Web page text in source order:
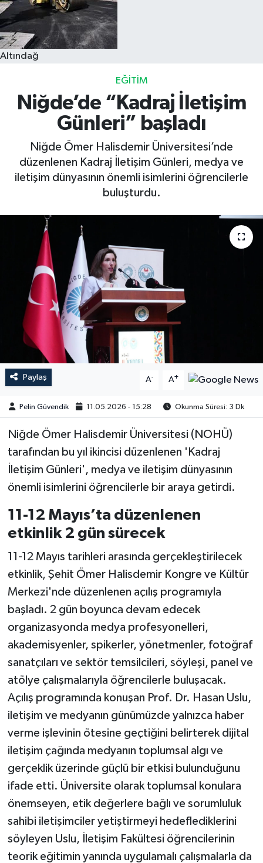
Altındağ
EĞITIM
Niğde’de “Kadraj İletişim
Günleri” başladı
Niğde Ömer Halisdemir Üniversitesi’nde
düzenlenen Kadraj İletişim Günleri, medya ve
iletişim dünyasının önemli isimlerini öğrencilerle
buluşturdu.
Paylaş A- A+
Pelin Güvendik 11.05.2026 - 15:28 Okunma Süresi: 3 Dk
Niğde Ömer Halisdemir Üniversitesi (NOHÜ)
tarafından bu yıl ikincisi düzenlenen 'Kadraj
İletişim Günleri', medya ve iletişim dünyasının
önemli isimlerini öğrencilerle bir araya getirdi.
11-12 Mayıs’ta düzenlenen
etkinlik 2 gün sürecek
11-12 Mayıs tarihleri arasında gerçekleştirilecek
etkinlik, Şehit Ömer Halisdemir Kongre ve Kültür
Merkezi'nde düzenlenen açılış programıyla
başladı. 2 gün boyunca devam edecek
organizasyonda medya profesyonelleri,
akademisyenler, spikerler, yönetmenler, fotoğraf
sanatçıları ve sektör temsilcileri, söyleşi, panel ve
atölye çalışmalarıyla öğrencilerle buluşacak.
Açılış programında konuşan Prof. Dr. Hasan Uslu,
iletişim ve medyanın günümüzde yalnızca haber
verme işlevinin ötesine geçtiğini belirterek dijital
iletişim çağında medyanın toplumsal algı ve
gerçeklik üzerinde güçlü bir etkisi bulunduğunu
ifade etti. Üniversite olarak toplumsal konulara
önemseyen, etik değerlere bağlı ve sorumluluk
sahibi iletişimciler yetiştirmeyi hedeflediklerini
söyleyen Uslu, İletişim Fakültesi öğrencilerinin
teorik eğitimin yanında uygulamalı çalışmalarla da